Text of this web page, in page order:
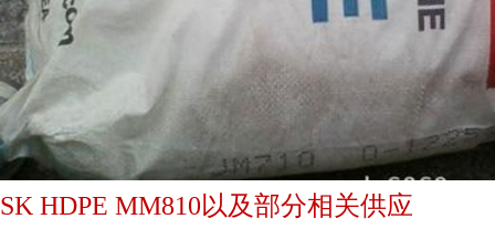
SK HDPE MM810以及部分相关供应